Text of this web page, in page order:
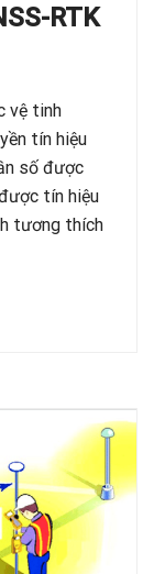
RTK
vệ tinh
tín hiệu
số được
tín hiệu
tương thích